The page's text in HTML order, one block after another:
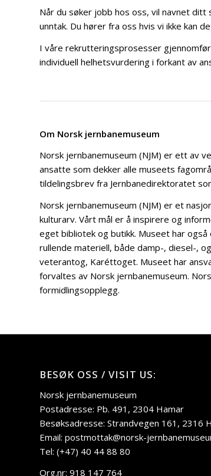
Når du søker jobb hos oss, vil navnet
unntak. Du hører fra oss hvis vi ikke kan
I våre rekrutteringsprosesser
individuell helhetsvurdering i forkant av
Om Norsk jernbanemuseum
Norsk jernbanemuseum (NJM) er ett av
ansatte som dekker alle museets
tildelingsbrev fra Jernbanedirektoratet
Norsk jernbanemuseum (NJM) er et
kulturarv. Vårt mål er å inspirere og
eget bibliotek og butikk. Museet har
rullende materiell, både damp-, diesel-,
veterantog, Karéttoget. Museet har
forvaltes av Norsk jernbanemuseum.
formidlingsopplegg.
BESØK OSS / VISIT US:
Norsk jernbanemuseum
Postadresse: Pb. 491, 2304 Hamar
Besøksadresse: Strandvegen 161, 2316
Email: postmottak@norsk-
Tel: (+47) 40 44 88 80
Org.nr: 918 147 764